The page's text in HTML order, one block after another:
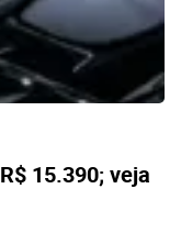
15.390; veja